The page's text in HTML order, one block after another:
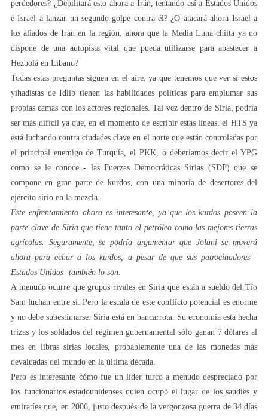
perdedores? ¿Debilitará esto ahora a Irán, tentando así a Estados Unidos
e Israel a lanzar un segundo golpe contra él? ¿O atacará ahora Israel a
los aliados de Irán en la región, ahora que la Media Luna chiíta ya no
dispone de una autopista vital que pueda utilizarse para abastecer a
Hezbolá en Líbano?
Todas estas preguntas siguen en el aire, ya que tenemos que ver si estos
yihadistas de Idlib tienen las habilidades políticas para emplumar sus
propias camas con los actores regionales. Tal vez dentro de Siria, podría
ser más difícil ya que, en el momento de escribir estas líneas, el HTS ya
está luchando contra ciudades clave en el norte que están controladas por
el principal enemigo de Turquía, el PKK, o deberíamos decir el YPG
como se le conoce - las Fuerzas Democráticas Sirias (SDF) que se
compone en gran parte de kurdos, con una minoría de desertores del
ejército sirio en la mezcla.
Este enfrentamiento ahora es interesante, ya que los kurdos poseen la
parte clave de Siria que tiene tanto el petróleo como las mejores tierras
agrícolas. Seguramente, se podría argumentar que Jolani se moverá
ahora para echar a los kurdos, a pesar de que sus patrocinadores -
Estados Unidos- también lo son.
A menudo ocurre que grupos rivales en Siria que están a sueldo del Tío
Sam luchan entre sí. Pero la escala de este conflicto potencial es enorme
y no debe subestimarse. Siria está en bancarrota. Su economía está hecha
trizas y los soldados del régimen gubernamental sólo ganan 7 dólares al
mes en libras sirias locales, probablemente una de las monedas más
devaluadas del mundo en la última década.
Pero es interesante cómo fue un líder turco a menudo despreciado por
los funcionarios estadounidenses quien ocupó el lugar de los saudíes y
emiratíes que, en 2006, justo después de la vergonzosa guerra de 34 días